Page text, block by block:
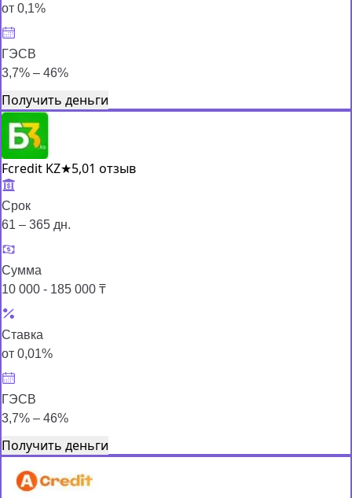
от 0,1%
ГЭСВ
3,7% – 46%
Получить деньги
Fcredit KZ★5,01 отзыв
Срок
61 – 365 дн.
Сумма
10 000 - 185 000 ₸
Ставка
от 0,01%
ГЭСВ
3,7% – 46%
Получить деньги